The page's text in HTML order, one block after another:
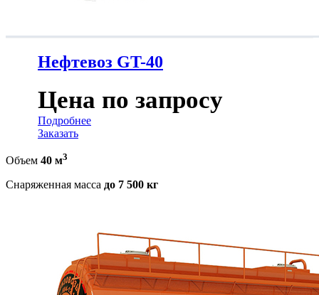
Нефтевоз GT-40
Цена по запросу
Подробнее
Заказать
Объем 40 м3
Снаряженная масса до 7 500 кг